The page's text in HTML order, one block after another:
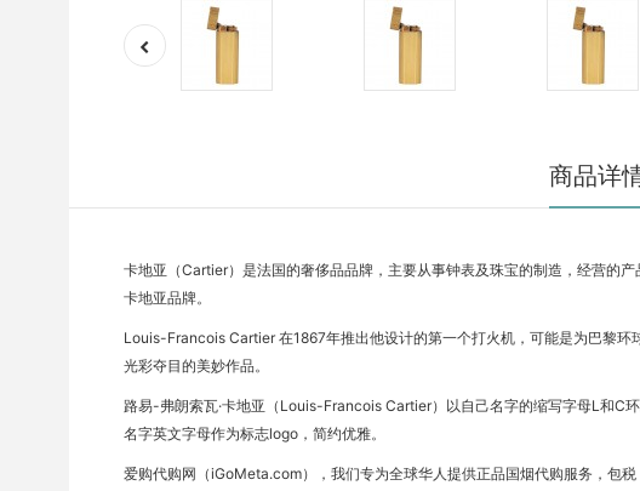
商品详
卡地亚（Cartier）是法国的奢侈品品牌，主要从事钟表及珠宝的制造，经营的
卡地亚品牌。
Louis-Francois Cartier 在1867年推出他设计的第一个打火机，可能是为巴黎
光彩夺目的美妙作品。
路易-弗朗索瓦·卡地亚（Louis-Francois Cartier）以自己名字的缩写字母L和C
名字英文字母作为标志logo，简约优雅。
爱购代购网（iGoMeta.com），我们专为全球华人提供正品国烟代购服务，包